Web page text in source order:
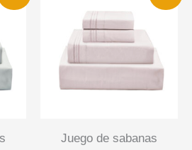
juego de sabanas